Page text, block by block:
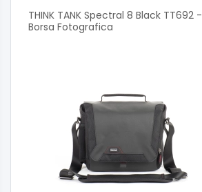
THINK TANK Spectral 8 Black TT692 -
Borsa Fotografica